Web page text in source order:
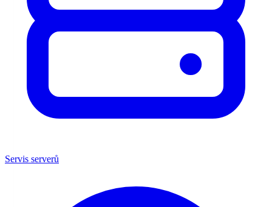
Servis serverů